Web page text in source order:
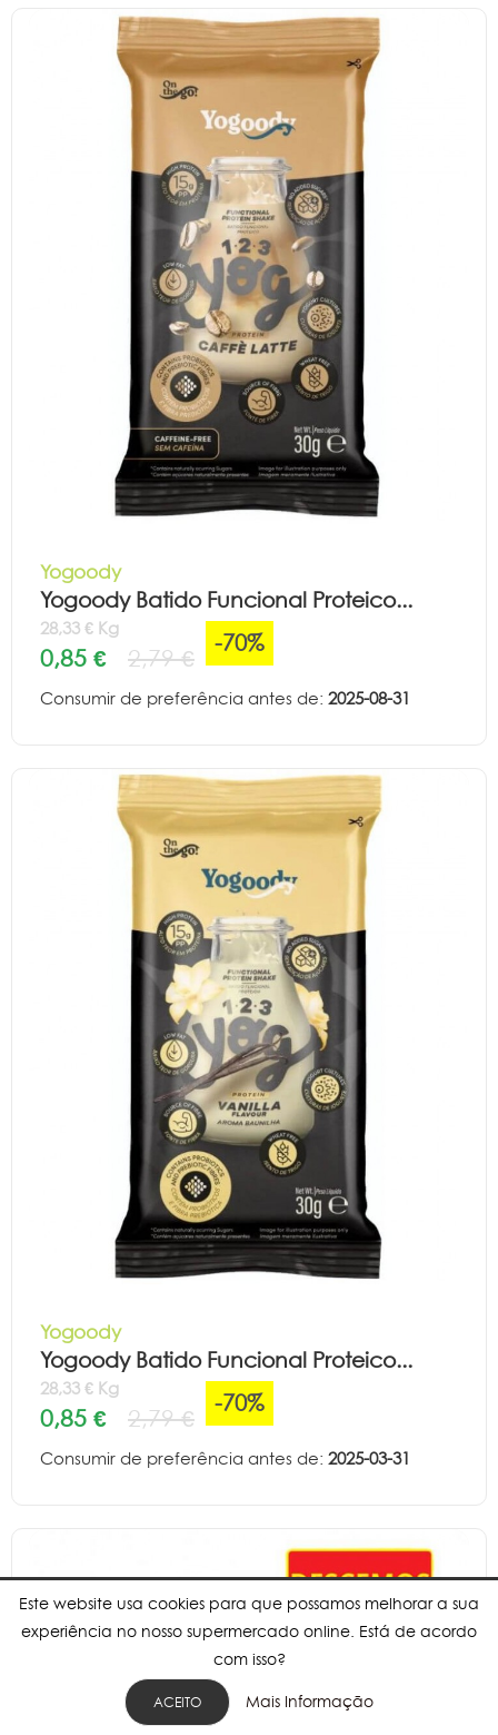
Este website usa cookies para que possamos melhorar a sua
experiência no nosso supermercado online. Está de acordo
com isso?
ACEITO Mais Informação
Yogoody
Yogoody Batido Funcional Proteico...
28,33 € Kg
0,85 € 2,79 €
-70%
Consumir de preferência antes de: 2025-08-31
Yogoody
Yogoody Batido Funcional Proteico...
28,33 € Kg
0,85 € 2,79 €
-70%
Consumir de preferência antes de: 2025-03-31